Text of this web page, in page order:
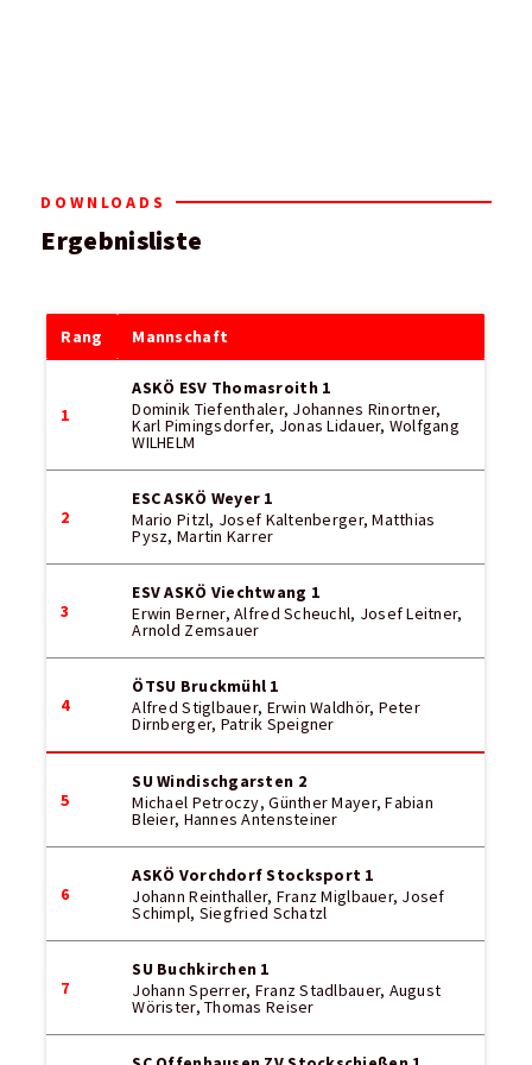
DOWNLOADS
Ergebnisliste
Rang Mannschaft
1
ASKÖ ESV Thomasroith 1
Dominik Tiefenthaler, Johannes Rinortner,
Karl Pimingsdorfer, Jonas Lidauer, Wolfgang
WILHELM
2
ESC ASKÖ Weyer 1
Mario Pitzl, Josef Kaltenberger, Matthias
Pysz, Martin Karrer
3
ESV ASKÖ Viechtwang 1
Erwin Berner, Alfred Scheuchl, Josef Leitner,
Arnold Zemsauer
4
ÖTSU Bruckmühl 1
Alfred Stiglbauer, Erwin Waldhör, Peter
Dirnberger, Patrik Speigner
5
SU Windischgarsten 2
Michael Petroczy, Günther Mayer, Fabian
Bleier, Hannes Antensteiner
6
ASKÖ Vorchdorf Stocksport 1
Johann Reinthaller, Franz Miglbauer, Josef
Schimpl, Siegfried Schatzl
7
SU Buchkirchen 1
Johann Sperrer, Franz Stadlbauer, August
Wörister, Thomas Reiser